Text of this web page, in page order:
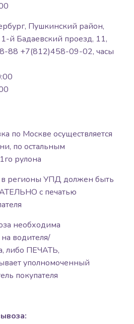
Пушкинский район,
й Бадаевский проезд, 11,
88 +7(812)458-09-02, часы
по Москве осуществляется
по остальным
рулона
в регионы УПД должен быть
с печатью
необходима
водителя/
либо ПЕЧАТЬ,
уполномоченный
покупателя